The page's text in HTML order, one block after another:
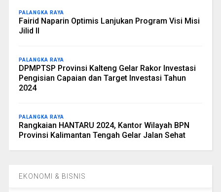
PALANGKA RAYA
Fairid Naparin Optimis Lanjukan Program Visi Misi
Jilid II
PALANGKA RAYA
DPMPTSP Provinsi Kalteng Gelar Rakor Investasi
Pengisian Capaian dan Target Investasi Tahun
2024
PALANGKA RAYA
Rangkaian HANTARU 2024, Kantor Wilayah BPN
Provinsi Kalimantan Tengah Gelar Jalan Sehat
EKONOMI & BISNIS